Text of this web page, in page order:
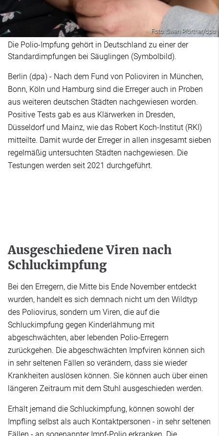
Foto: Swen Pförtner/dpa
Die Polio-Impfung gehört in Deutschland zu einer der
Standardimpfungen bei Säuglingen (Symbolbild).
Berlin (dpa) - Nach dem Fund von Polioviren in München,
Bonn, Köln und Hamburg sind die Erreger auch in Proben
aus weiteren deutschen Städten nachgewiesen worden.
Positive Tests gab es aus Klärwerken in Dresden,
Düsseldorf und Mainz, wie das Robert Koch-Institut (RKI)
mitteilte. Damit wurde der Erreger in allen insgesamt sieben
regelmäßig untersuchten Städten nachgewiesen. Die
Testungen werden seit 2021 durchgeführt.
Ausgeschiedene Viren nach
Schluckimpfung
Bei den Erregern, die Mitte bis Ende November entdeckt
wurden, handelt es sich demnach nicht um den Wildtyp
des Poliovirus, sondern um Viren, die auf die
Schluckimpfung gegen Kinderlähmung mit
abgeschwächten, aber lebenden Polio-Erregern
zurückgehen. Die abgeschwächten Impfviren können sich
in sehr seltenen Fällen so verändern, dass sie wieder
Krankheiten auslösen können. Sie können auch über einen
längeren Zeitraum mit dem Stuhl ausgeschieden werden.
Erhält jemand die Schluckimpfung, können sowohl der
Impfling selbst als auch Kontaktpersonen - in sehr seltenen
Fällen - an sogenannter Impf-Polio erkranken. Die